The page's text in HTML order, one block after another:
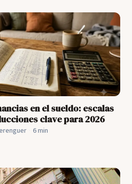
en el sueldo: escalas
clave para 2026
6 min